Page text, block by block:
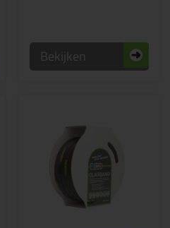
Bekijken